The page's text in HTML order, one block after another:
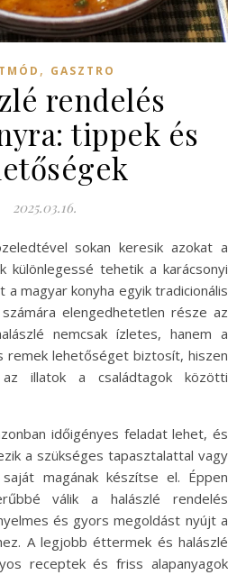
, GASZTRO
rendelés
tippek és
2025.03.16.
különlegessé tehetik a karácsonyi
a magyar konyha egyik tradicionális
elengedhetetlen része az
nemcsak ízletes, hanem a
remek lehetőséget biztosít, hiszen
illatok a családtagok közötti
időigényes feladat lehet, és
a szükséges tapasztalattal vagy
magának készítse el. Éppen
válik a halászlé rendelés
és gyors megoldást nyújt a
A legjobb éttermek és halászlé
receptek és friss alapanyagok